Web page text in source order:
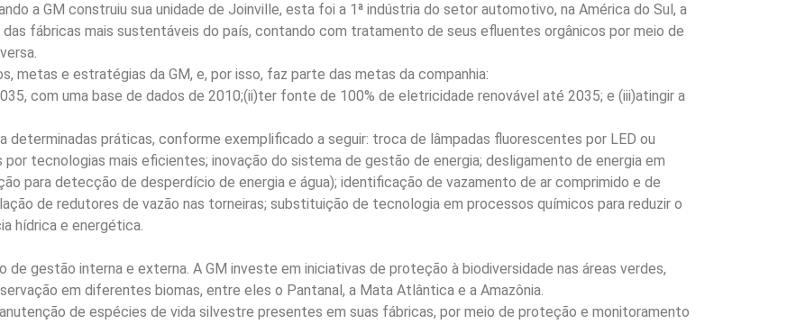
a GM construiu sua unidade de Joinville, esta foi a 1ª indústria do setor automotivo, na América do Sul, a
fábricas mais sustentáveis do país, contando com tratamento de seus efluentes orgânicos por meio de
metas e estratégias da GM, e, por isso, faz parte das metas da companhia:
com uma base de dados de 2010;(ii)ter fonte de 100% de eletricidade renovável até 2035; e (iii)atingir a
determinadas práticas, conforme exemplificado a seguir: troca de lâmpadas fluorescentes por LED ou
tecnologias mais eficientes; inovação do sistema de gestão de energia; desligamento de energia em
para detecção de desperdício de energia e água); identificação de vazamento de ar comprimido e de
de redutores de vazão nas torneiras; substituição de tecnologia em processos químicos para reduzir o
hídrica e energética.
gestão interna e externa. A GM investe em iniciativas de proteção à biodiversidade nas áreas verdes,
em diferentes biomas, entre eles o Pantanal, a Mata Atlântica e a Amazônia.
de espécies de vida silvestre presentes em suas fábricas, por meio de proteção e monitoramento